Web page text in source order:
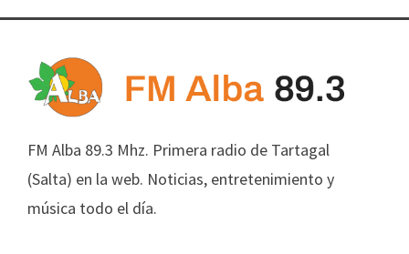
FM Alba 89.3 Mhz. Primera radio de Tartagal
(Salta) en la web. Noticias, entretenimiento y
música todo el día.